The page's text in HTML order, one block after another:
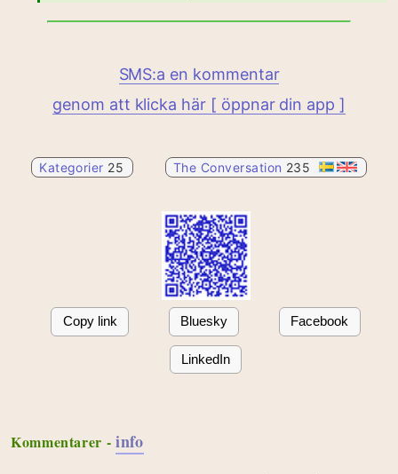
SMS:a en kommentar
genom att klicka här [ öppnar din app ]
Kategorier 25 The Conversation 235
Copy link Bluesky Facebook
LinkedIn
Kommentarer - info